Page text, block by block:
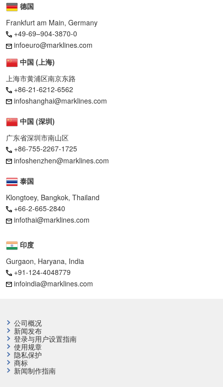
德国
Frankfurt am Main, Germany
+49-69–904-3870-0
infoeuro@marklines.com
中国 (上海)
上海市黄浦区南京东路
+86-21-6212-6562
infoshanghai@marklines.com
中国 (深圳)
广东省深圳市南山区
+86-755-2267-1725
infoshenzhen@marklines.com
泰国
Klongtoey, Bangkok, Thailand
+66-2-665-2840
infothai@marklines.com
印度
Gurgaon, Haryana, India
+91-124-4048779
infoindia@marklines.com
公司概况
新闻发布
登录与用户设置指南
使用规章
隐私保护
商标
新闻制作指南